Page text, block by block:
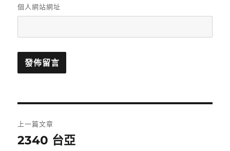
個人網站網址
章
上一篇文章
上
2340 台亞